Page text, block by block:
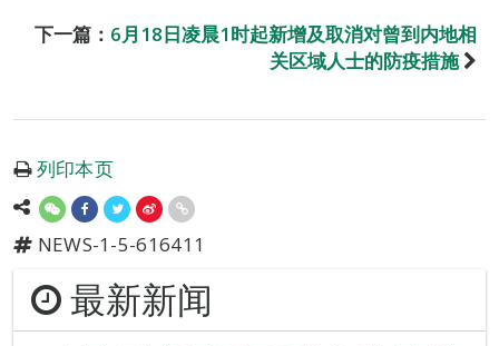
下一篇： 6月18日凌晨1时起新增及取消对曾到内地相
关区域人士的防疫措施
列印本页
NEWS-1-5-616411
最新新闻